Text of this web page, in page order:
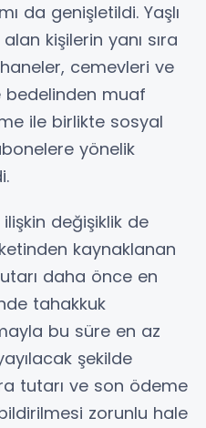
da genişletildi. Yaşlı
kişilerin yanı sıra
cemevleri ve
bedelinden muaf
ile birlikte sosyal
yönelik
değişiklik de
kaynaklanan
daha önce en
tahakkuk
bu süre en az
şekilde
tutarı ve son ödeme
zorunlu hale